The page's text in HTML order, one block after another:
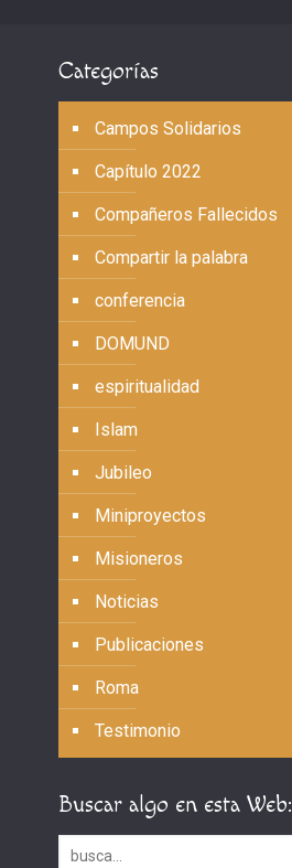
Categorías
Campos Solidarios
Capítulo 2022
Compañeros Fallecidos
Compartir la palabra
conferencia
DOMUND
espiritualidad
Islam
Jubileo
Miniproyectos
Misioneros
Noticias
Publicaciones
Roma
Testimonio
Buscar algo en esta Web: